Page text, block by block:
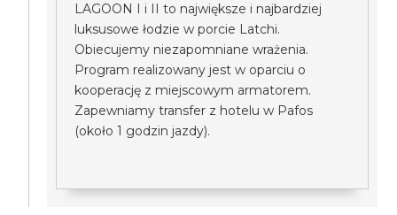
LAGOON I i II to największe i najbardziej
luksusowe łodzie w porcie Latchi.
Obiecujemy niezapomniane wrażenia.
Program realizowany jest w oparciu o
kooperację z miejscowym armatorem.
Zapewniamy transfer z hotelu w Pafos
(około 1 godzin jazdy).